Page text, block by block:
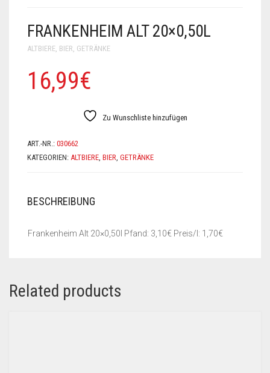
FRANKENHEIM ALT 20×0,50L
ALTBIERE, BIER, GETRÄNKE
16,99€
Zu Wunschliste hinzufügen
ART.-NR.: 030662
KATEGORIEN: ALTBIERE, BIER, GETRÄNKE
BESCHREIBUNG
Frankenheim Alt 20×0,50l Pfand: 3,10€ Preis/l: 1,70€
Related products